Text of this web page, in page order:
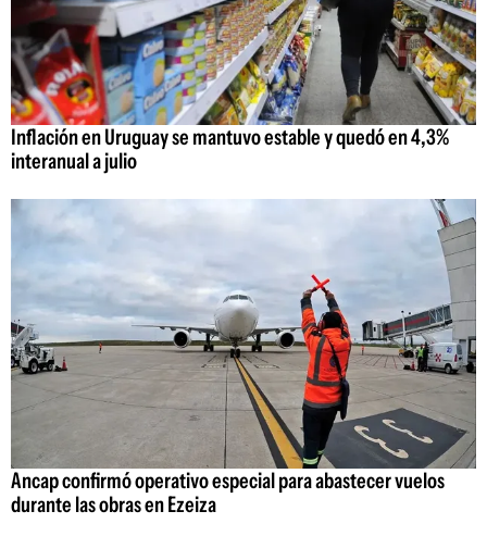
Inflación en Uruguay se mantuvo estable y quedó en 4,3%
interanual a julio
Ancap confirmó operativo especial para abastecer vuelos
durante las obras en Ezeiza